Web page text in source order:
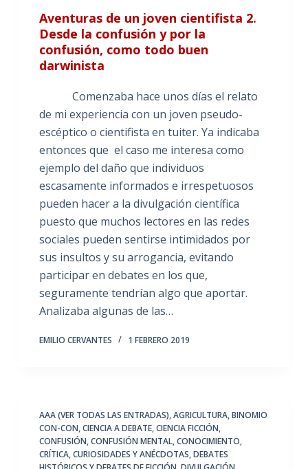
Aventuras de un joven cientifista 2.
Desde la confusión y por la
confusión, como todo buen
darwinista
Comenzaba hace unos días el relato
de mi experiencia con un joven pseudo-
escéptico o cientifista en tuiter. Ya indicaba
entonces que el caso me interesa como
ejemplo del daño que individuos
escasamente informados e irrespetuosos
pueden hacer a la divulgación científica
puesto que muchos lectores en las redes
sociales pueden sentirse intimidados por
sus insultos y su arrogancia, evitando
participar en debates en los que,
seguramente tendrían algo que aportar.
Analizaba algunas de las…
EMILIO CERVANTES 1 FEBRERO 2019
AAA (VER TODAS LAS ENTRADAS),AGRICULTURA,BINOMIO
CON-CON,CIENCIA A DEBATE,CIENCIA FICCIÓN,
CONFUSIÓN,CONFUSIÓN MENTAL,CONOCIMIENTO,
CRÍTICA,CURIOSIDADES Y ANÉCDOTAS,DEBATES